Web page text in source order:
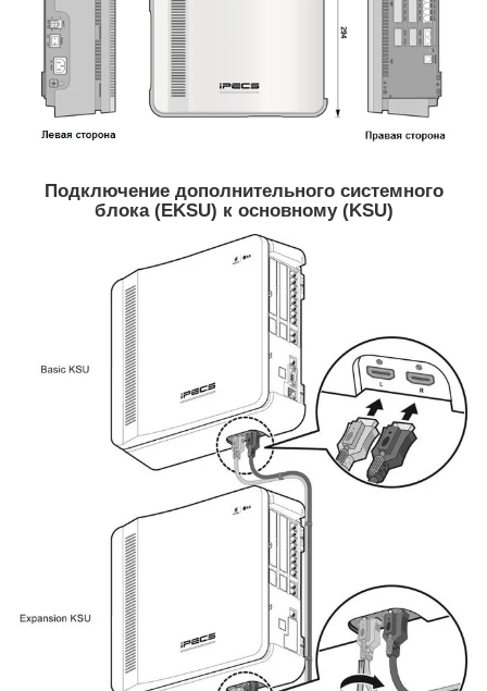
Подключение дополнительного системного
блока (EKSU) к основному (KSU)